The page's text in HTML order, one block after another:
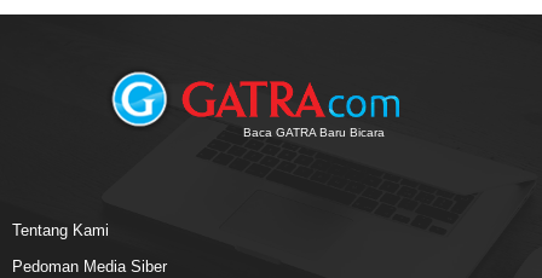
Baca GATRA Baru Bicara
Tentang Kami
Pedoman Media Siber